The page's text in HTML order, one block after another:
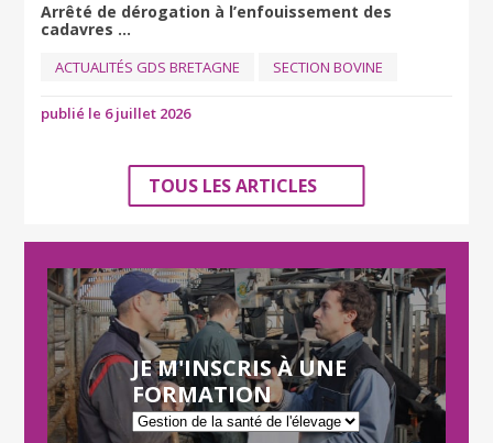
TOUS LES ARTICLES
Arrêté de dérogation à l’enfouissement des
cadavres ...
ACTUALITÉS GDS BRETAGNE SECTION BOVINE
publié le 6 juillet 2026
JE M'INSCRIS À UNE
FORMATION